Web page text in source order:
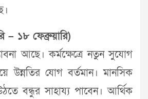
– ১৮ ফেব্রুয়ারি)
আছে। কর্মক্ষেত্রে নতুন সুযোগ
উন্নতির যোগ বর্তমান। মানসিক
বন্ধুর সাহায্য পাবেন। আর্থিক